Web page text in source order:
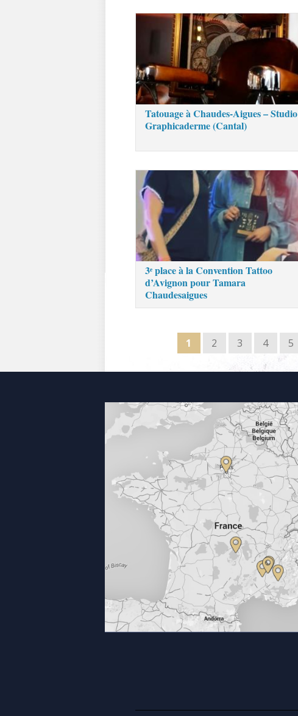
Tatouage à Chaudes-Aigues – Studio
Graphicaderme (Cantal)
3ᵉ place à la Convention Tattoo
d’Avignon pour Tamara
Chaudesaigues
1 2 3 4 5